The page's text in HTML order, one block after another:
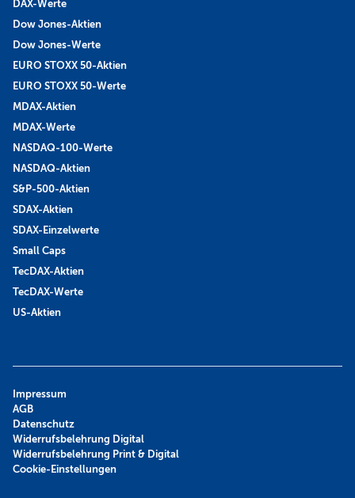
DAX-Werte
Dow Jones-Aktien
Dow Jones-Werte
EURO STOXX 50-Aktien
EURO STOXX 50-Werte
MDAX-Aktien
MDAX-Werte
NASDAQ-100-Werte
NASDAQ-Aktien
S&P-500-Aktien
SDAX-Aktien
SDAX-Einzelwerte
Small Caps
TecDAX-Aktien
TecDAX-Werte
US-Aktien
Impressum
AGB
Datenschutz
Widerrufsbelehrung Digital
Widerrufsbelehrung Print & Digital
Cookie-Einstellungen